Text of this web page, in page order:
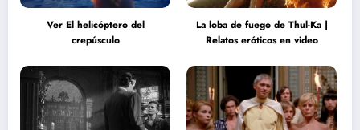
Ver El helicóptero del
crepúsculo
La loba de fuego de Thul-Ka |
Relatos eróticos en video